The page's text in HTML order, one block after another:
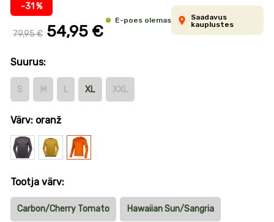
-31 %
79,95 € 54,95 €
E-poes olemas
Saadavus
kauplustes
Suurus:
S M L XL XXL
Värv: oranž
Hall Punane oranž
Tootja värv:
Carbon/Cherry Tomato Hawaiian Sun/Sangria